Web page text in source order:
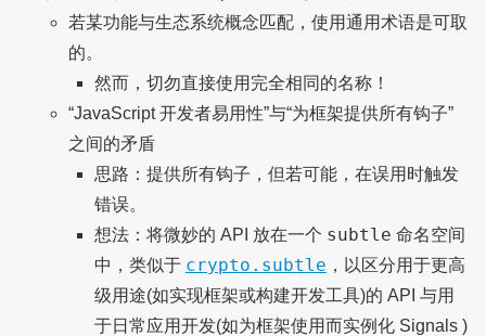
若某功能与生态系统概念匹配，使用通用术语是可取
的。
然而，切勿直接使用完全相同的名称！
“JavaScript 开发者易用性”与“为框架提供所有钩子”
之间的矛盾
思路：提供所有钩子，但若可能，在误用时触发
错误。
想法：将微妙的 API 放在一个 subtle 命名空间
中，类似于 crypto.subtle ，以区分用于更高
级用途(如实现框架或构建开发工具)的 API 与用
于日常应用开发(如为框架使用而实例化 Signals )